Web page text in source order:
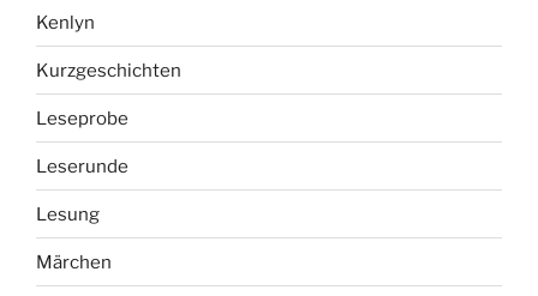
Kenlyn
Kurzgeschichten
Leseprobe
Leserunde
Lesung
Märchen